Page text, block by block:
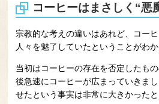
コーヒーはまさしく“悪
宗教的な考えの違いはあれど、コー
人々を魅了していたということがわ
当初はコーヒーの存在を否定したも
後急速にコーヒーが広まっていきま
せたという事実は非常に大きかったと